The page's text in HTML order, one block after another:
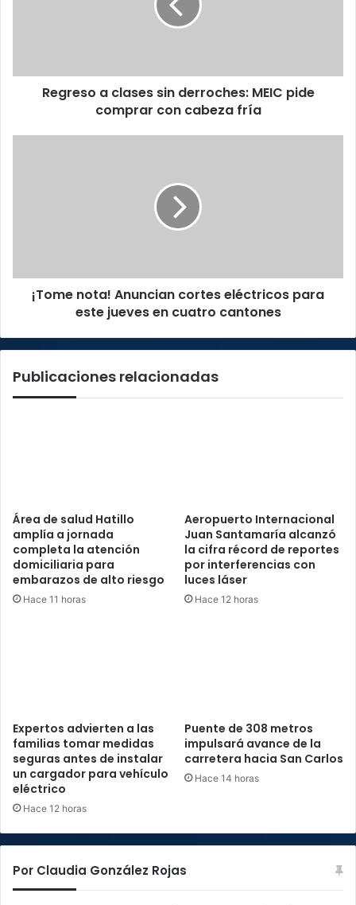
con
cabezaRegreso a clases sin derroches: MEIC pide
comprar con cabeza fría
en
cuatro¡Tome nota! Anuncian cortes eléctricos para
este jueves en cuatro cantones
Publicaciones relacionadas
Área de salud Hatillo
amplía a jornada
completa la atención
domiciliaria para
embarazos de alto riesgo
Hace 11 horas
Aeropuerto Internacional
Juan Santamaría alcanzó
la cifra récord de reportes
por interferencias con
luces láser
Hace 12 horas
Expertos advierten a las
familias tomar medidas
seguras antes de instalar
un cargador para vehículo
eléctrico
Hace 12 horas
Puente de 308 metros
impulsará avance de la
carretera hacia San Carlos
Hace 14 horas
Por Claudia González Rojas